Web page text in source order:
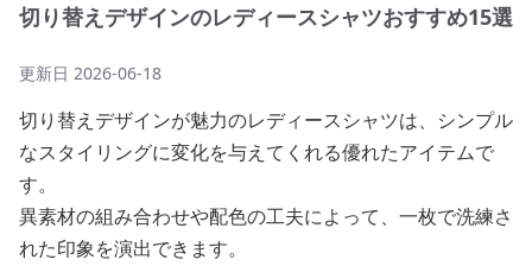
切り替えデザインのレディースシャツおすすめ15選
更新日 2026-06-18
切り替えデザインが魅力のレディースシャツは、シンプル
なスタイリングに変化を与えてくれる優れたアイテムで
す。
異素材の組み合わせや配色の工夫によって、一枚で洗練さ
れた印象を演出できます。